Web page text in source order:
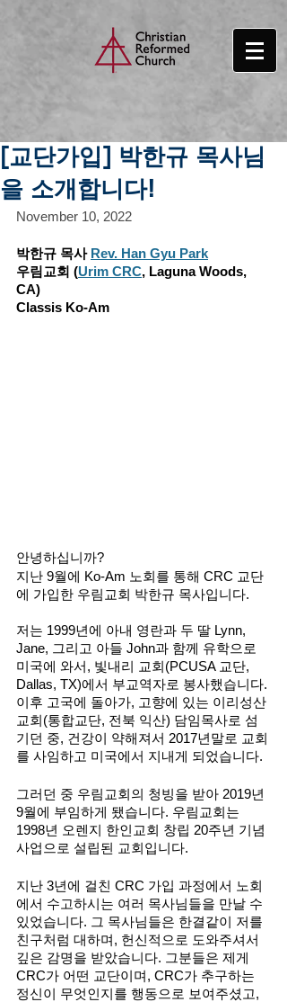
[교단가입] 박한규 목사님
을 소개합니다!
November 10, 2022
박한규 목사 Rev. Han Gyu Park
우림교회 (Urim CRC, Laguna Woods,
CA)
Classis Ko-Am
안녕하십니까?
지난 9월에 Ko-Am 노회를 통해 CRC 교단
에 가입한 우림교회 박한규 목사입니다.
저는 1999년에 아내 영란과 두 딸 Lynn,
Jane, 그리고 아들 John과 함께 유학으로
미국에 와서, 빛내리 교회(PCUSA 교단,
Dallas, TX)에서 부교역자로 봉사했습니다.
이후 고국에 돌아가, 고향에 있는 이리성산
교회(통합교단, 전북 익산) 담임목사로 섬
기던 중, 건강이 약해져서 2017년말로 교회
를 사임하고 미국에서 지내게 되었습니다.
그러던 중 우림교회의 청빙을 받아 2019년
9월에 부임하게 됐습니다. 우림교회는
1998년 오렌지 한인교회 창립 20주년 기념
사업으로 설립된 교회입니다.
지난 3년에 걸친 CRC 가입 과정에서 노회
에서 수고하시는 여러 목사님들을 만날 수
있었습니다. 그 목사님들은 한결같이 저를
친구처럼 대하며, 헌신적으로 도와주셔서
깊은 감명을 받았습니다. 그분들은 제게
CRC가 어떤 교단이며, CRC가 추구하는
정신이 무엇인지를 행동으로 보여주셨고,